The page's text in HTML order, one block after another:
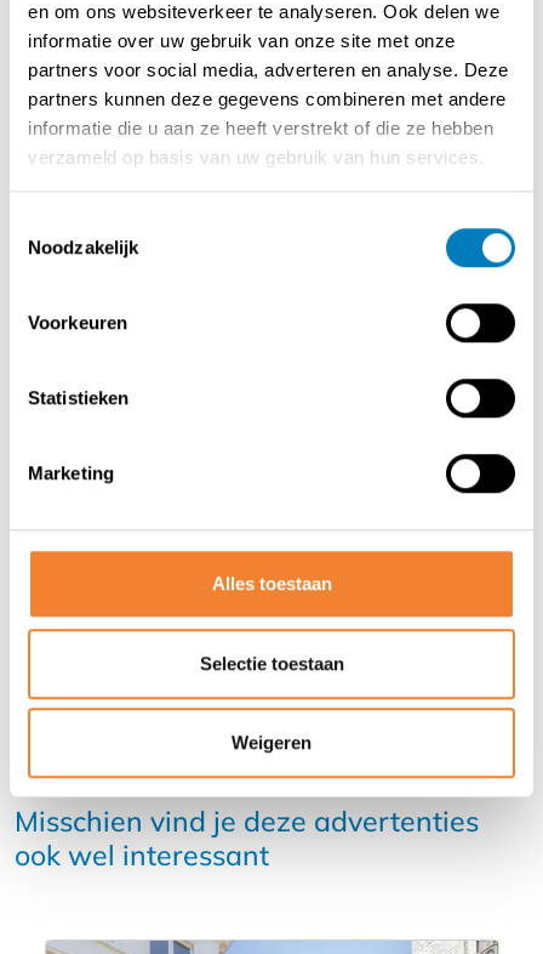
en om ons websiteverkeer te analyseren. Ook delen we
informatie over uw gebruik van onze site met onze
partners voor social media, adverteren en analyse. Deze
partners kunnen deze gegevens combineren met andere
informatie die u aan ze heeft verstrekt of die ze hebben
verzameld op basis van uw gebruik van hun services.
Noodzakelijk
Voorkeuren
Statistieken
Marketing
Alles toestaan
Selectie toestaan
Weigeren
extra klanten te ontvangen tijdens mooie dagen.
De professionele infrastructuur omvat onder meer:
* Volledig ingerichte keuken, meteen inzetbaar
* Centrale, praktische bar
* Verdiepingen bovenaan in te richten naar wens (extra
seating, stockage, bureauruimte …)
Deze overname is ideaal voor wie een kant-en-klare
locaties van Brugge, met alle potentieel om verder te
groeien.
DEEL DEZE ADVERTENTIE
Misschien vind je deze advertenties
ook wel interessant